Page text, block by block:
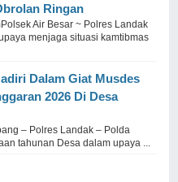
Ringan
Air Besar ~ Polres Landak
menjaga situasi kamtibmas
Dalam Giat Musdes
2026 Di Desa
– Polres Landak – Polda
tahunan Desa dalam upaya ...